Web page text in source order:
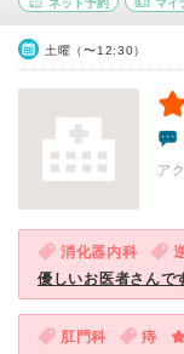
ネット予約 マイ
土曜（〜12:30）
ア
消化器内科
優しいお医者さんで
肛門科 痔